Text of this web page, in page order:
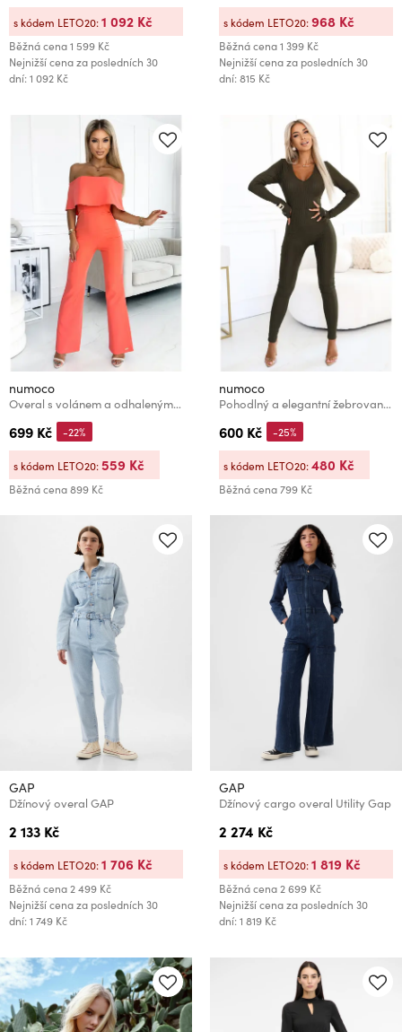
Běžná cena1 599 Kč
Nejnižší cena za posledních 30
dní: 1 092 Kč
s kódem LETO20:1 092 Kč
Běžná cena1 399 Kč
Nejnižší cena za posledních 30
dní: 815 Kč
s kódem LETO20:968 Kč
numoco
Overal s volánem a odhalenými rameny - broskev
699 Kč
Běžná cena899 Kč
-22%
s kódem LETO20:559 Kč
numoco
Pohodlný a elegantní žebrovaný dámský overal s výstřihem - khaki
600 Kč
Běžná cena799 Kč
-25%
s kódem LETO20:480 Kč
GAP
Džínový overal GAP
2 133 Kč
Běžná cena2 499 Kč
Nejnižší cena za posledních 30
dní: 1 749 Kč
s kódem LETO20:1 706 Kč
GAP
Džínový cargo overal Utility Gap
2 274 Kč
Běžná cena2 699 Kč
Nejnižší cena za posledních 30
dní: 1 819 Kč
s kódem LETO20:1 819 Kč